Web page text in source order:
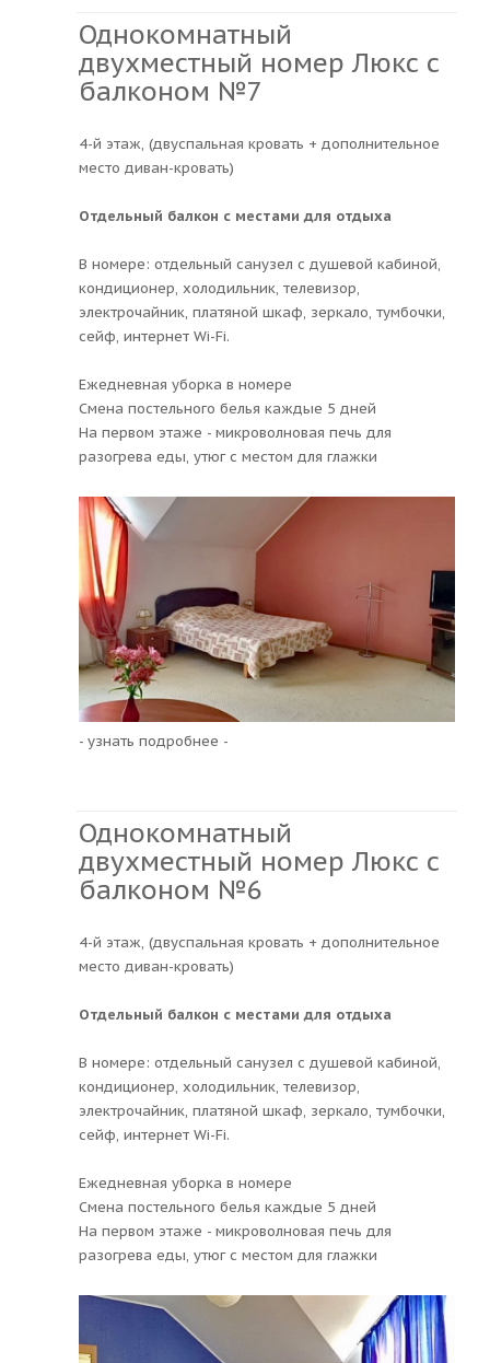
Однокомнатный
двухместный номер Люкс с
балконом №7
4-й этаж, (двуспальная кровать + дополнительное
место диван-кровать)
Отдельный балкон с местами для отдыха
В номере: отдельный санузел с душевой кабиной,
кондиционер, холодильник, телевизор,
электрочайник, платяной шкаф, зеркало, тумбочки,
сейф, интернет Wi-Fi.
Ежедневная уборка в номере
Смена постельного белья каждые 5 дней
На первом этаже - микроволновая печь для
разогрева еды, утюг с местом для глажки
- узнать подробнее -
Однокомнатный
двухместный номер Люкс с
балконом №6
4-й этаж, (двуспальная кровать + дополнительное
место диван-кровать)
Отдельный балкон с местами для отдыха
В номере: отдельный санузел с душевой кабиной,
кондиционер, холодильник, телевизор,
электрочайник, платяной шкаф, зеркало, тумбочки,
сейф, интернет Wi-Fi.
Ежедневная уборка в номере
Смена постельного белья каждые 5 дней
На первом этаже - микроволновая печь для
разогрева еды, утюг с местом для глажки